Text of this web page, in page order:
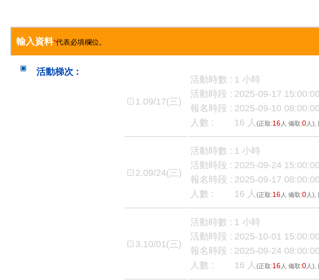
輸入資料*代表必填欄位。
活動梯次 :
1.09/17(三)
活動時數 : 1 小時
活動時段 : 2025-09-17
報名時段 : 2025-09-10
人數 :
16 人 (正取:16人 備取:0人),
2.09/24(三)
活動時數 : 1 小時
活動時段 : 2025-09-24
報名時段 : 2025-09-17
人數 :
16 人 (正取:16人 備取:0人),
3.10/01(三)
活動時數 : 1 小時
活動時段 : 2025-10-01
報名時段 : 2025-09-24
人數 :
16 人 (正取:16人 備取:0人),